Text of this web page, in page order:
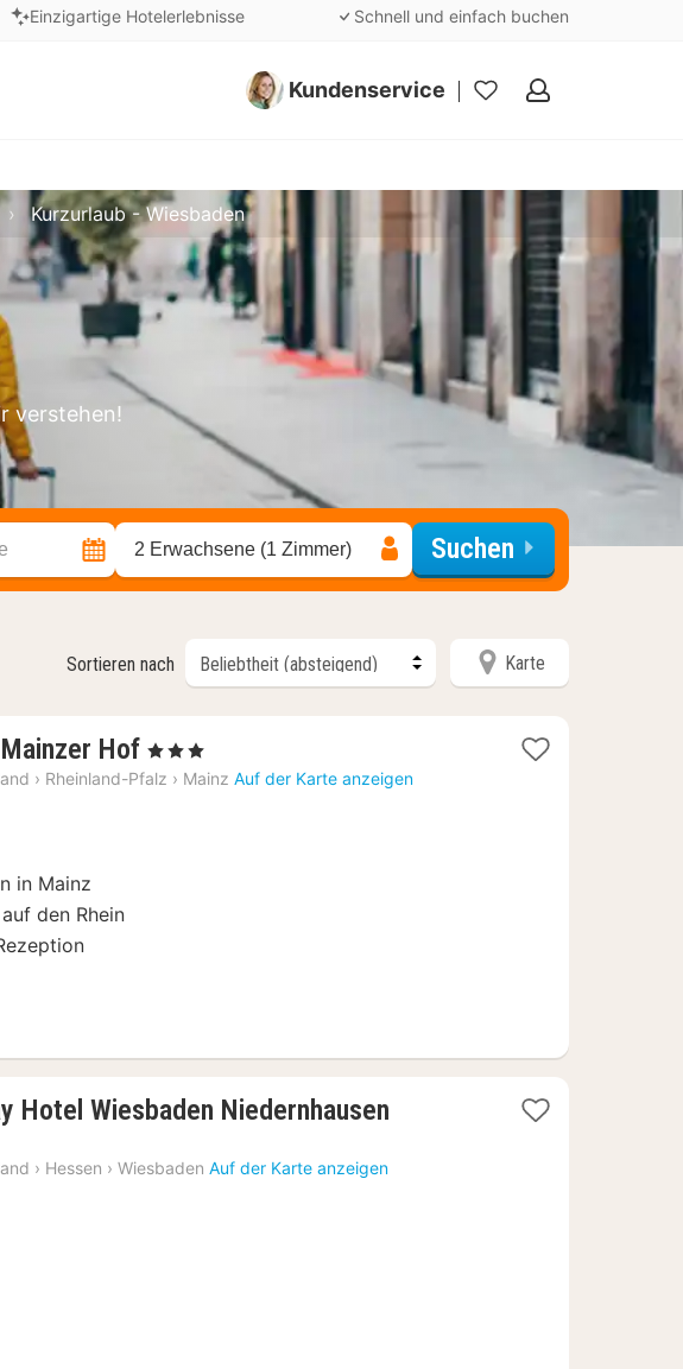
Einzigartige Hotelerlebnisse Schnell und einfach buchen
Kundenservice
Meine
verstehen!
Kurzurlaub - Wiesbaden
2 Erwachsene (1 Zimmer) Suchen
Sortieren nach Karte
Hof 1
Nacht
, 3 Sterne
› Rheinland-Pfalz › Mainz Auf der Karte anzeigen
in Mainz
den Rhein
Hotel Wiesbaden Niedernhausen
› Hessen › Wiesbaden Auf der Karte anzeigen